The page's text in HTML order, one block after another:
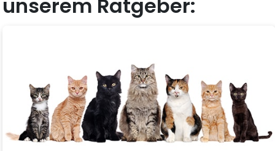
unserem Ratgeber: